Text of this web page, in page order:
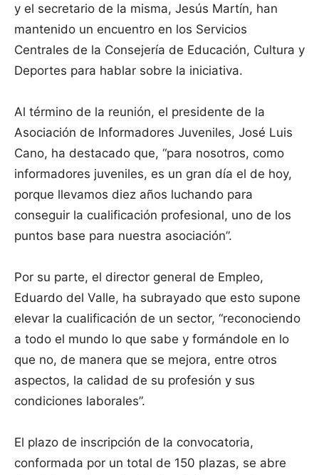
y el secretario de la misma, Jesús Martín, han
mantenido un encuentro en los Servicios
Centrales de la Consejería de Educación, Cultura y
Deportes para hablar sobre la iniciativa.
Al término de la reunión, el presidente de la
Asociación de Informadores Juveniles, José Luis
Cano, ha destacado que, “para nosotros, como
informadores juveniles, es un gran día el de hoy,
porque llevamos diez años luchando para
conseguir la cualificación profesional, uno de los
puntos base para nuestra asociación”.
Por su parte, el director general de Empleo,
Eduardo del Valle, ha subrayado que esto supone
elevar la cualificación de un sector, “reconociendo
a todo el mundo lo que sabe y formándole en lo
que no, de manera que se mejora, entre otros
aspectos, la calidad de su profesión y sus
condiciones laborales”.
El plazo de inscripción de la convocatoria,
conformada por un total de 150 plazas, se abre